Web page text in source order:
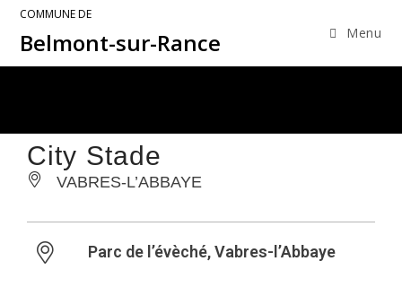
COMMUNE DE
Belmont-sur-Rance Menu
City Stade
VABRES-L’ABBAYE
Parc de l’évèché, Vabres-l’Abbaye